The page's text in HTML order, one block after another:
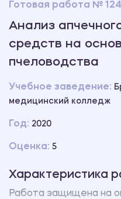
Готовая работа №
Анализ
средств на
пчеловодства
Учебное заведение:
медицинский колледж
Год: 2020
Оценка: 5
Характеристика
Работа защищена на